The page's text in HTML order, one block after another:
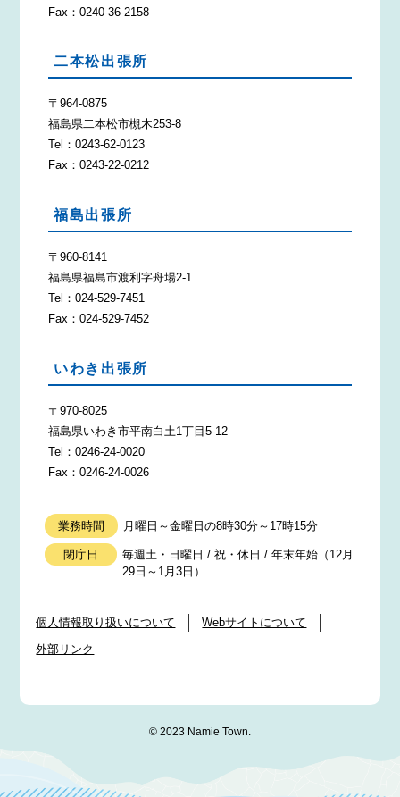
Fax：0240-36-2158
二本松出張所
〒964-0875
福島県二本松市槻木253-8
Tel：0243-62-0123
Fax：0243-22-0212
福島出張所
〒960-8141
福島県福島市渡利字舟場2-1
Tel：024-529-7451
Fax：024-529-7452
いわき出張所
〒970-8025
福島県いわき市平南白土1丁目5-12
Tel：0246-24-0020
Fax：0246-24-0026
業務時間 月曜日～金曜日の8時30分～17時15分
閉庁日
毎週土・日曜日 / 祝・休日 / 年末年始（12月
29日～1月3日）
個人情報取り扱いについて
Webサイトについて
外部リンク
© 2023 Namie Town.